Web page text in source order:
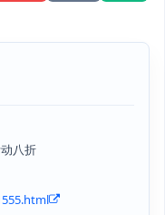
八折